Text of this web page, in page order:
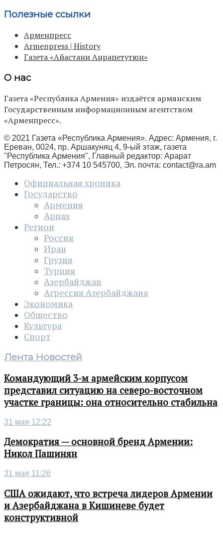
Полезные ссылки
Арменпресс
Armenpress | History
Газета «Айастани Анрапетутюн»
О нас
Газета «Республика Армения» издаётся армянским
Государственным информационным агентством
«Арменпресс».
© 2021 Газета «Республика Армения». Адрес: Армения, г.
Ереван, 0024, пр. Аршакуняц 4, 9-ый этаж, газета
"Республика Армения", Главный редактор: Арарат
Петросян, Тел.: +374 10 545700, Эл. почта: contact@ra.am
Официальная хроника
Государство
Армения
Арцах
Регион
Россия
Иран
Грузия
Турция
Азербайджан
Агрессия Азербайджана
Экономика
Общество
Культура
Спорт
Лента Новостей
Командующий 3-м армейским корпусом
представил ситуацию на северо-восточном
участке границы: она относительно стабильна
31 мая 12:22
Демократия — основной бренд Армении:
Никол Пашинян
31 мая 11:26
США ожидают, что встреча лидеров Армении
и Азербайджана в Кишиневе будет
конструктивной